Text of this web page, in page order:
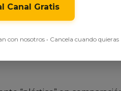
Canal Gratis
con nosotros • Cancela cuando quieras